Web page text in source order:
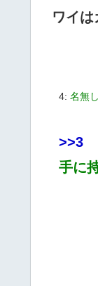
ワイ
4: 名無
>>3
手に